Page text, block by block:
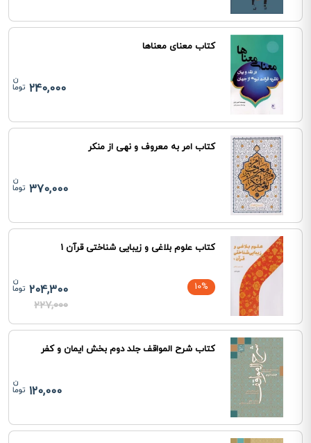
کتاب معنای معناها
240,000
کتاب امر به معروف و نهی از منکر
370,000
کتاب علوم بلاغی و زیبایی شناختی قرآن 1
10%
204,300
227,000
کتاب شرح المواقف جلد دوم بخش ایمان و کفر
120,000